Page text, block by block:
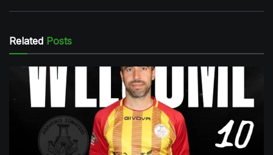
Related Posts